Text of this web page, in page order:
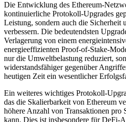
Die Entwicklung des Ethereum-
kontinuierliche Protokoll-Upgrades
Leistung, sondern auch die Sicherheit
verbessern. Die bedeutendsten
Verlagerung von einem
energieeffizienten Proof-of-Stake-
nur die Umweltbelastung reduziert,
widerstandsfähiger gegenüber
heutigen Zeit ein wesentlicher
Ein weiteres wichtiges Protokoll-
das die Skalierbarkeit von Ethereum
höhere Anzahl von Transaktionen pro
kann. Dies ist insbesondere für DeFi-